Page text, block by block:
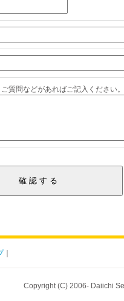
質問などがあればご記入ください。
｜
Copyright (C) 2006- Daiichi